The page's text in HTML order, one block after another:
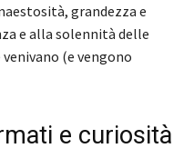
grandezza e
e alla solennità delle
(e vengono
e curiosità